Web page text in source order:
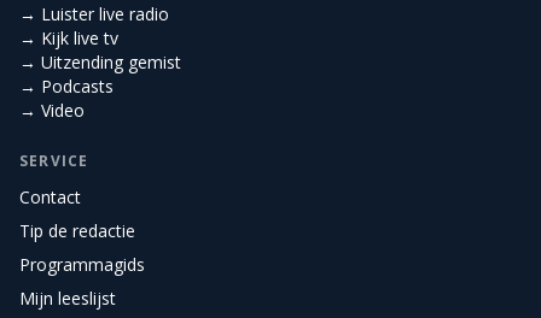
→ Luister live radio
→ Kijk live tv
→ Uitzending gemist
→ Podcasts
→ Video
SERVICE
Contact
Tip de redactie
Programmagids
Mijn leeslijst